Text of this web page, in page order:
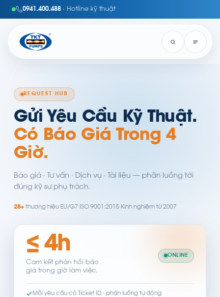
0941.400.488 · Hotline kỹ thuật
REQUEST HUB
Gửi Yêu Cầu Kỹ Thuật.
Có Báo Giá Trong 4
Giờ.
Báo giá · Tư vấn · Dịch vụ · Tài liệu — phân luồng tới
đúng kỹ sư phụ trách.
28+ thương hiệu EU/G7· ISO 9001:2015· Kinh nghiệm từ 2007
≤ 4h
Cam kết phản hồi báo
giá trong giờ làm việc.
ONLINE
Mỗi yêu cầu có Ticket ID · phân luồng tự động